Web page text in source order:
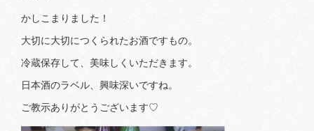
かしこまりました！
大切に大切につくられたお酒ですもの。
冷蔵保存して、美味しくいただきます。
日本酒のラベル、興味深いですね。
ご教示ありがとうございます♡